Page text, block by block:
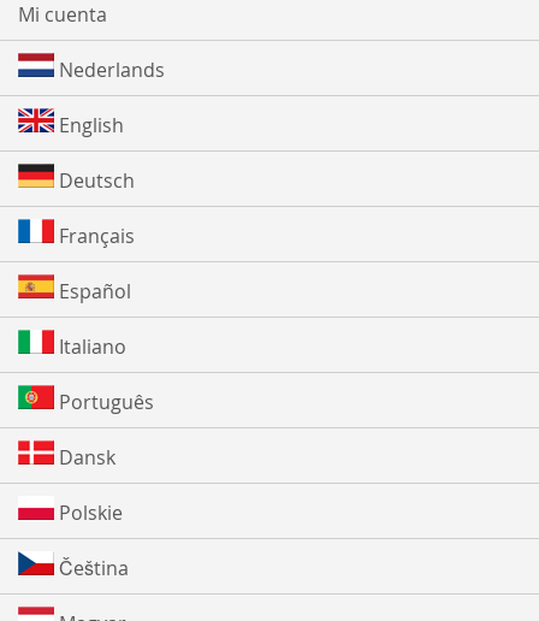
Mi cuenta
Nederlands
English
Deutsch
Français
Español
Italiano
Português
Dansk
Polskie
Čeština